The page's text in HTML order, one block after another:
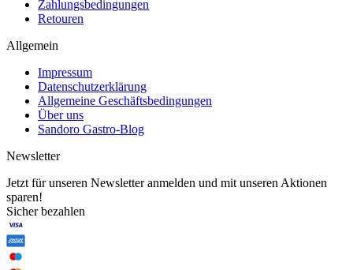
Zahlungsbedingungen
Retouren
Allgemein
Impressum
Datenschutzerklärung
Allgemeine Geschäftsbedingungen
Über uns
Sandoro Gastro-Blog
Newsletter
Jetzt für unseren Newsletter anmelden und mit unseren Aktionen
sparen!
Sicher bezahlen